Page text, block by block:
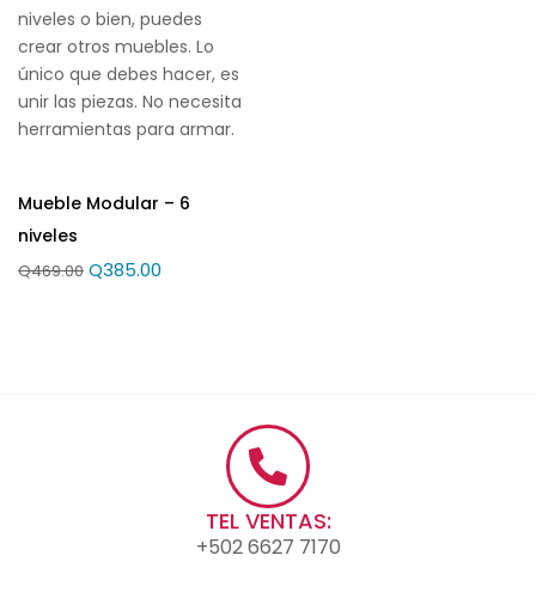
niveles o bien, puedes
crear otros muebles. Lo
único que debes hacer, es
unir las piezas. No necesita
herramientas para armar.
Mueble Modular – 6
niveles
Q469.00 Q385.00
TEL VENTAS:
+502 6627 7170